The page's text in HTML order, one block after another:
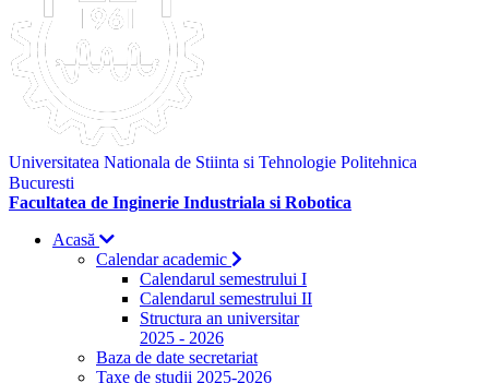
Universitatea Nationala de Stiinta si Tehnologie Politehnica
Bucuresti
Facultatea de Inginerie Industriala si Robotica
Acasă
Calendar academic
Calendarul semestrului I
Calendarul semestrului II
Structura an universitar
2025 - 2026
Baza de date secretariat
Taxe de studii 2025-2026